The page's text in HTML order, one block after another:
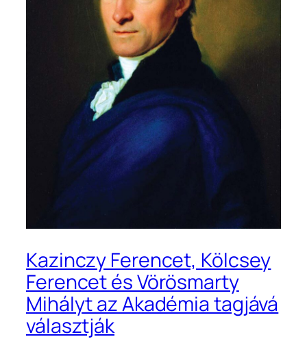
Kazinczy Ferencet, Kölcsey
Ferencet és Vörösmarty
Mihályt az Akadémia tagjává
választják